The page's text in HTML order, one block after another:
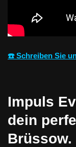
☎️ Schreiben Sie
Impuls
dein
Brüssow.